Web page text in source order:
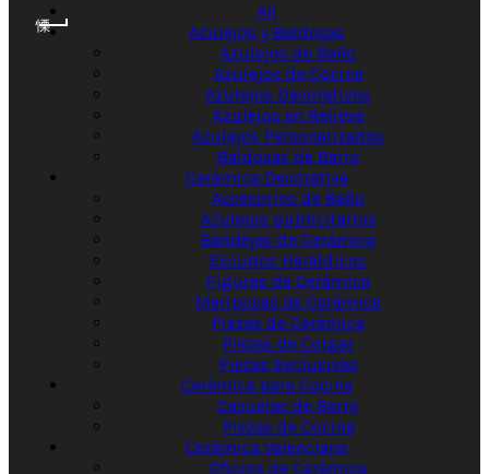
All
Azulejos y Baldosas
Azulejos de Baño
Azulejos de Cocina
Azulejos Decorativos
Azulejos en Relieve
Azulejos Personalizados
Baldosas de Barro
Cerámica Decorativa
Accesorios de Baño
Azulejos publicitarios
Bandejas de Cerámica
Escudos Heráldicos
Figuras de Cerámica
Mariposas de Cerámica
Piezas de Cerámica
Piezas de Colgar
Piezas Exclusivas
Cerámica para Cocina
Cazuelas de Barro
Piezas de Cocina
Cerámica Valenciana
Oficios de Cerámica